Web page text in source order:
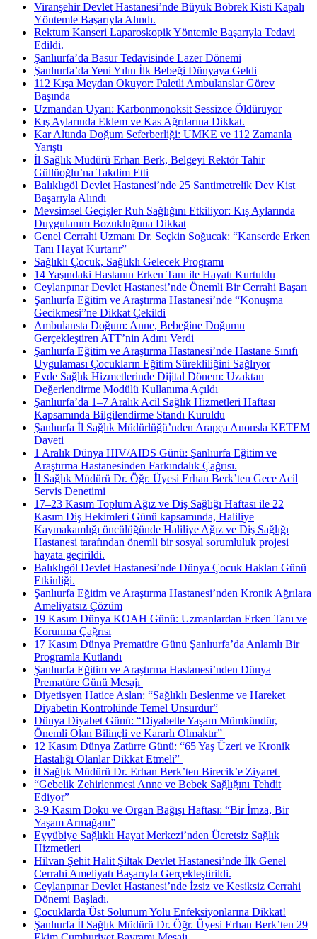
Viranşehir Devlet Hastanesi’nde Büyük Böbrek Kisti Kapalı
Yöntemle Başarıyla Alındı.
Rektum Kanseri Laparoskopik Yöntemle Başarıyla Tedavi
Edildi.
Şanlıurfa’da Basur Tedavisinde Lazer Dönemi
Şanlıurfa’da Yeni Yılın İlk Bebeği Dünyaya Geldi
112 Kışa Meydan Okuyor: Paletli Ambulanslar Görev
Başında
Uzmandan Uyarı: Karbonmonoksit Sessizce Öldürüyor
Kış Aylarında Eklem ve Kas Ağrılarına Dikkat.
Kar Altında Doğum Seferberliği: UMKE ve 112 Zamanla
Yarıştı
İl Sağlık Müdürü Erhan Berk, Belgeyi Rektör Tahir
Güllüoğlu’na Takdim Etti
Balıklıgöl Devlet Hastanesi’nde 25 Santimetrelik Dev Kist
Başarıyla Alındı ​
Mevsimsel Geçişler Ruh Sağlığını Etkiliyor: Kış Aylarında
Duygulanım Bozukluğuna Dikkat
Genel Cerrahi Uzmanı Dr. Seçkin Soğucak: “Kanserde Erken
Tanı Hayat Kurtarır”
Sağlıklı Çocuk, Sağlıklı Gelecek Programı
14 Yaşındaki Hastanın Erken Tanı ile Hayatı Kurtuldu
Ceylanpınar Devlet Hastanesi’nde Önemli Bir Cerrahi Başarı
Şanlıurfa Eğitim ve Araştırma Hastanesi’nde “Konuşma
Gecikmesi”ne Dikkat Çekildi
Ambulansta Doğum: Anne, Bebeğine Doğumu
Gerçekleştiren ATT’nin Adını Verdi
Şanlıurfa Eğitim ve Araştırma Hastanesi’nde Hastane Sınıfı
Uygulaması Çocukların Eğitim Sürekliliğini Sağlıyor
Evde Sağlık Hizmetlerinde Dijital Dönem: Uzaktan
Değerlendirme Modülü Kullanıma Açıldı
Şanlıurfa’da 1–7 Aralık Acil Sağlık Hizmetleri Haftası
Kapsamında Bilgilendirme Standı Kuruldu
Şanlıurfa İl Sağlık Müdürlüğü’nden Arapça Anonsla KETEM
Daveti
1 Aralık Dünya HIV/AIDS Günü: Şanlıurfa Eğitim ve
Araştırma Hastanesinden Farkındalık Çağrısı.
İl Sağlık Müdürü Dr. Öğr. Üyesi Erhan Berk’ten Gece Acil
Servis Denetimi
17–23 Kasım Toplum Ağız ve Diş Sağlığı Haftası ile 22
Kasım Diş Hekimleri Günü kapsamında, Haliliye
Kaymakamlığı öncülüğünde Haliliye Ağız ve Diş Sağlığı
Hastanesi tarafından önemli bir sosyal sorumluluk projesi
hayata geçirildi.
Balıklıgöl Devlet Hastanesi’nde Dünya Çocuk Hakları Günü
Etkinliği.
Şanlıurfa Eğitim ve Araştırma Hastanesi’nden Kronik Ağrılara
Ameliyatsız Çözüm
19 Kasım Dünya KOAH Günü: Uzmanlardan Erken Tanı ve
Korunma Çağrısı
17 Kasım Dünya Prematüre Günü Şanlıurfa’da Anlamlı Bir
Programla Kutlandı
Şanlıurfa Eğitim ve Araştırma Hastanesi’nden Dünya
Prematüre Günü Mesajı ​
Diyetisyen Hatice Aslan: “Sağlıklı Beslenme ve Hareket
Diyabetin Kontrolünde Temel Unsurdur”
Dünya Diyabet Günü: “Diyabetle Yaşam Mümkündür,
Önemli Olan Bilinçli ve Kararlı Olmaktır” ​
12 Kasım Dünya Zatürre Günü: “65 Yaş Üzeri ve Kronik
Hastalığı Olanlar Dikkat Etmeli” ​
İl Sağlık Müdürü Dr. Erhan Berk’ten Birecik’e Ziyaret ​
“Gebelik Zehirlenmesi Anne ve Bebek Sağlığını Tehdit
Ediyor” ​
3-9 Kasım Doku ve Organ Bağışı Haftası: “Bir İmza, Bir
Yaşam Armağanı”
Eyyübiye Sağlıklı Hayat Merkezi’nden Ücretsiz Sağlık
Hizmetleri
Hilvan Şehit Halit Şiltak Devlet Hastanesi’nde İlk Genel
Cerrahi Ameliyatı Başarıyla Gerçekleştirildi.
Ceylanpınar Devlet Hastanesi’nde İzsiz ve Kesiksiz Cerrahi
Dönemi Başladı.
Çocuklarda Üst Solunum Yolu Enfeksiyonlarına Dikkat!
Şanlıurfa İl Sağlık Müdürü Dr. Öğr. Üyesi Erhan Berk’ten 29